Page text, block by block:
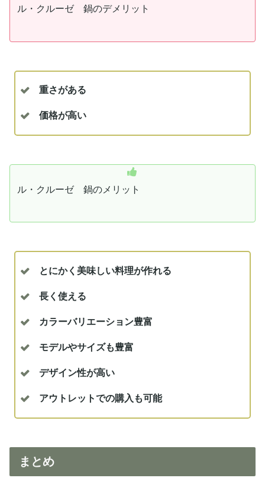
ル・クルーゼ 鍋のデメリット
重さがある
価格が高い
ル・クルーゼ 鍋のメリット
とにかく美味しい料理が作れる
長く使える
カラーバリエーション豊富
モデルやサイズも豊富
デザイン性が高い
アウトレットでの購入も可能
まとめ